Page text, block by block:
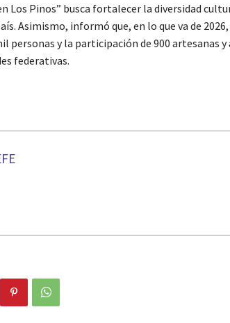
Los Pinos” busca fortalecer la diversidad
Asimismo, informó que, en lo que va de 2026,
personas y la participación de 900 artesanas
federativas.